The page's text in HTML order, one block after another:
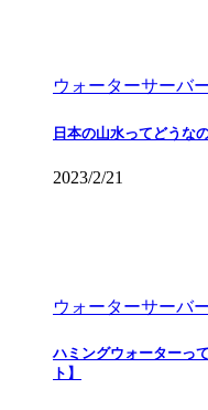
ウォーターサーバ
日本の山水ってどうな
2023/2/21
ウォーターサーバ
ハミングウォーターっ
ト】